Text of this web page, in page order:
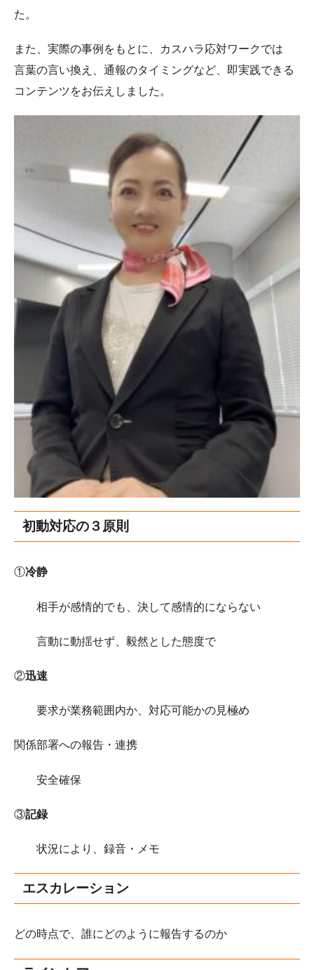
た。
また、実際の事例をもとに、カスハラ応対ワークでは
言葉の言い換え、通報のタイミングなど、即実践できる
コンテンツをお伝えしました。
初動対応の３原則
①冷静
相手が感情的でも、決して感情的にならない
言動に動揺せず、毅然とした態度で
②迅速
要求が業務範囲内か、対応可能かの見極め
関係部署への報告・連携
安全確保
③記録
状況により、録音・メモ
エスカレーション
どの時点で、誰にどのように報告するのか